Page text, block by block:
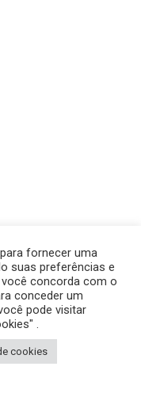
RESERVADOS.
fornecer uma
suas preferências e
concorda com o
conceder um
pode visitar
.
cookies